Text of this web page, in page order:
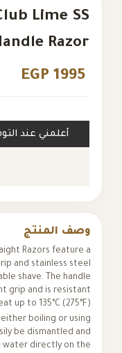
Lime SS
Razor
EGP 1995
أعلمني عند
وصف المنتج
Razors feature a
and stainless steel
shave. The handle
grip and is resistant
up to 135°C (275°F).
boiling or using
be dismantled and
water directly on the